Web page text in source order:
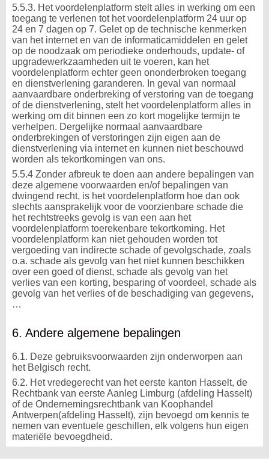
5.5.3. Het voordelenplatform stelt alles in werking om een
toegang te verlenen tot het voordelenplatform 24 uur op
24 en 7 dagen op 7. Gelet op de technische kenmerken
van het internet en van de informaticamiddelen en gelet
op de noodzaak om periodieke onderhouds, update- of
upgradewerkzaamheden uit te voeren, kan het
voordelenplatform echter geen ononderbroken toegang
en dienstverlening garanderen. In geval van normaal
aanvaardbare onderbreking of verstoring van de toegang
of de dienstverlening, stelt het voordelenplatform alles in
werking om dit binnen een zo kort mogelijke termijn te
verhelpen. Dergelijke normaal aanvaardbare
onderbrekingen of verstoringen zijn eigen aan de
dienstverlening via internet en kunnen niet beschouwd
worden als tekortkomingen van ons.
5.5.4 Zonder afbreuk te doen aan andere bepalingen van
deze algemene voorwaarden en/of bepalingen van
dwingend recht, is het voordelenplatform hoe dan ook
slechts aansprakelijk voor de voorzienbare schade die
het rechtstreeks gevolg is van een aan het
voordelenplatform toerekenbare tekortkoming. Het
voordelenplatform kan niet gehouden worden tot
vergoeding van indirecte schade of gevolgschade, zoals
o.a. schade als gevolg van het niet kunnen beschikken
over een goed of dienst, schade als gevolg van het
verlies van een korting, besparing of voordeel, schade als
gevolg van het verlies of de beschadiging van gegevens,
…
6. Andere algemene bepalingen
6.1. Deze gebruiksvoorwaarden zijn onderworpen aan
het Belgisch recht.
6.2. Het vredegerecht van het eerste kanton Hasselt, de
Rechtbank van eerste Aanleg Limburg (afdeling Hasselt)
of de Ondernemingsrechtbank van Koophandel
Antwerpen(afdeling Hasselt), zijn bevoegd om kennis te
nemen van eventuele geschillen, elk volgens hun eigen
materiële bevoegdheid.